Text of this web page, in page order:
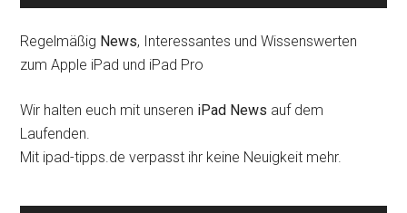
Regelmäßig News, Interessantes und Wissenswerten
zum Apple iPad und iPad Pro
Wir halten euch mit unseren iPad News auf dem
Laufenden.
Mit ipad-tipps.de verpasst ihr keine Neuigkeit mehr.